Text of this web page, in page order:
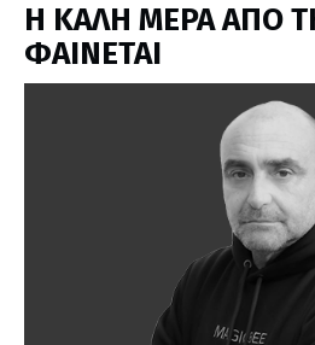
H ΚΑΛΗ ΜΕΡΑ ΑΠΟ
ΦΑΙΝΕΤΑΙ